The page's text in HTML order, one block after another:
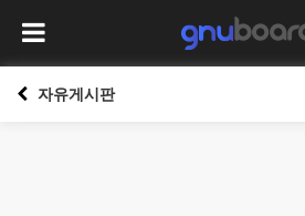
자유게시판